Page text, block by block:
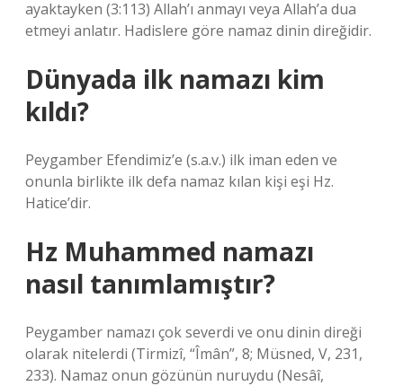
ayaktayken (3:113) Allah’ı anmayı veya Allah’a dua
etmeyi anlatır. Hadislere göre namaz dinin direğidir.
Dünyada ilk namazı kim
kıldı?
Peygamber Efendimiz’e (s.a.v.) ilk iman eden ve
onunla birlikte ilk defa namaz kılan kişi eşi Hz.
Hatice’dir.
Hz Muhammed namazı
nasıl tanımlamıştır?
Peygamber namazı çok severdi ve onu dinin direği
olarak nitelerdi (Tirmizî, “Îmân”, 8; Müsned, V, 231,
233). Namaz onun gözünün nuruydu (Nesâî,